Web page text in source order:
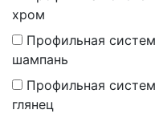
хром
Профильная
шампань
Профильная
глянец